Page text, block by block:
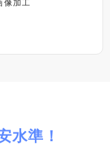
像加工
⽔準！